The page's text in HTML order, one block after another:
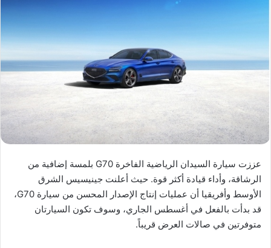
عززت سيارة السيدان الرياضية الفاخرة G70 بلمسة إضافية من
الرشاقة، وأداء قيادة أكثر قوة. حيث أعلنت جينيسيس الشرق
الأوسط وأفريقيا أن عمليات إنتاج الإصدار المحسن من سيارة G70،
قد بدأت بالفعل في أغسطس الجاري، وسوف تكون السيارتان
متوفرتين في صالات العرض قريباً.